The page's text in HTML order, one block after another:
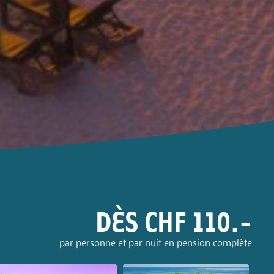
DÈS CHF 110.-
par personne et par nuit en pension complète